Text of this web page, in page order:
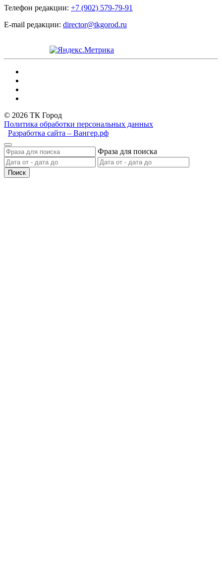
Телефон редакции: +7 (902) 579-79-91
E-mail редакции: director@tkgorod.ru
© 2026 ТК Город
Политика обработки персональных данных
Разработка сайта – Вангер.рф
Фраза для поиска
Поиск